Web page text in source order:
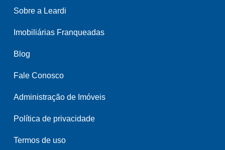
Sobre a Leardi
Imobiliárias Franqueadas
Blog
Fale Conosco
Administração de Imóveis
Política de privacidade
Termos de uso